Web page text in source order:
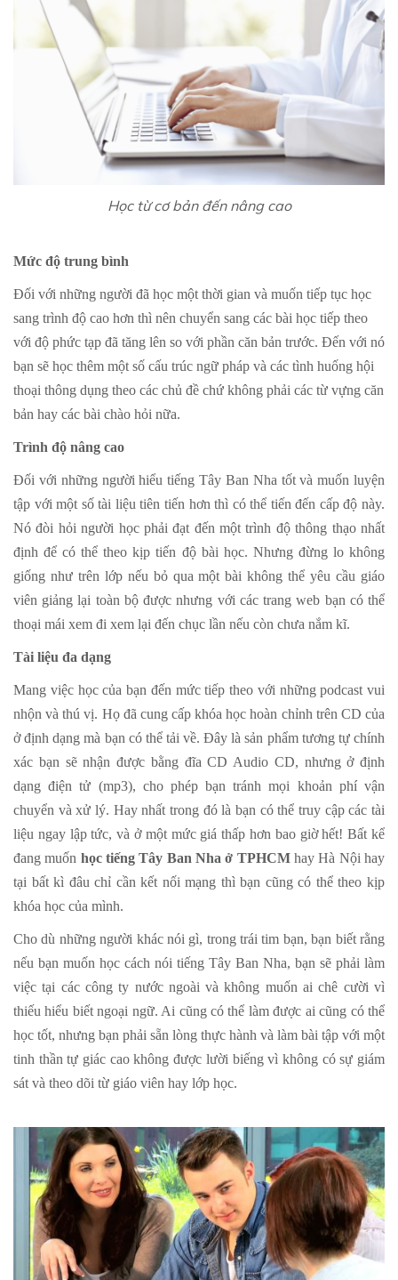
Học từ cơ bản đến nâng cao​
Mức độ trung bình
Đối với những người đã học một thời gian và muốn tiếp tục học
sang trình độ cao hơn thì nên chuyển sang các bài học tiếp theo
với độ phức tạp đã tăng lên so với phần căn bản trước. Đến với nó
bạn sẽ học thêm một số cấu trúc ngữ pháp và các tình huống hội
thoại thông dụng theo các chủ đề chứ không phải các từ vựng căn
bản hay các bài chào hỏi nữa.
Trình độ nâng cao
Đối với những người hiểu tiếng Tây Ban Nha tốt và muốn luyện
tập với một số tài liệu tiên tiến hơn thì có thể tiến đến cấp độ này.
Nó đòi hỏi người học phải đạt đến một trình độ thông thạo nhất
định để có thể theo kịp tiến độ bài học. Nhưng đừng lo không
giống như trên lớp nếu bỏ qua một bài không thể yêu cầu giáo
viên giảng lại toàn bộ được nhưng với các trang web bạn có thể
thoại mái xem đi xem lại đến chục lần nếu còn chưa nắm kĩ.
Tài liệu đa dạng
Mang việc học của bạn đến mức tiếp theo với những podcast vui
nhộn và thú vị. Họ đã cung cấp khóa học hoàn chỉnh trên CD của
ở định dạng mà bạn có thể tải về. Đây là sản phẩm tương tự chính
xác bạn sẽ nhận được bằng đĩa CD Audio CD, nhưng ở định
dạng điện tử (mp3), cho phép bạn tránh mọi khoản phí vận
chuyển và xử lý. Hay nhất trong đó là bạn có thể truy cập các tài
liệu ngay lập tức, và ở một mức giá thấp hơn bao giờ hết! Bất kể
đang muốn học tiếng Tây Ban Nha ở TPHCMhay Hà Nội hay
tại bất kì đâu chỉ cần kết nối mạng thì bạn cũng có thể theo kịp
khóa học của mình.
Cho dù những người khác nói gì, trong trái tim bạn, bạn biết rằng
nếu bạn muốn học cách nói tiếng Tây Ban Nha, bạn sẽ phải làm
việc tại các công ty nước ngoài và không muốn ai chê cười vì
thiếu hiểu biết ngoại ngữ. Ai cũng có thể làm được ai cũng có thể
học tốt, nhưng bạn phải sẵn lòng thực hành và làm bài tập với một
tinh thần tự giác cao không được lười biếng vì không có sự giám
sát và theo dõi từ giáo viên hay lớp học.